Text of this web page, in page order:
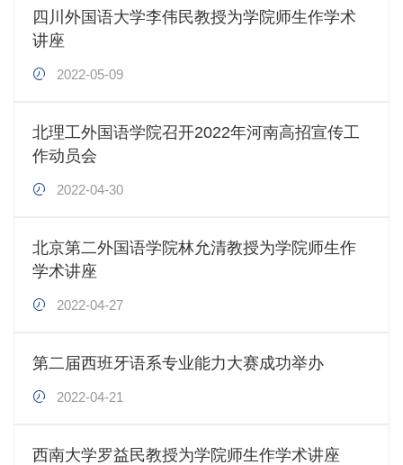
四川外国语大学李伟民教授为学院师生作学术
讲座
2022-05-09
北理工外国语学院召开2022年河南高招宣传工
作动员会
2022-04-30
北京第二外国语学院林允清教授为学院师生作
学术讲座
2022-04-27
第二届西班牙语系专业能力大赛成功举办
2022-04-21
西南大学罗益民教授为学院师生作学术讲座